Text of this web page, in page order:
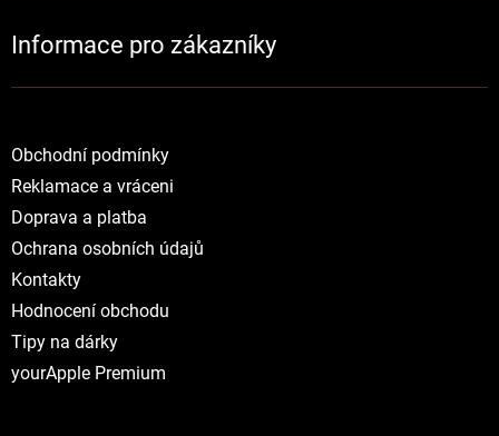
NOVINKY
Informace pro zákazníky
Obchodní podmínky
Reklamace a vráceni
Doprava a platba
Ochrana osobních údajů
Kontakty
Hodnocení obchodu
Tipy na dárky
yourApple Premium